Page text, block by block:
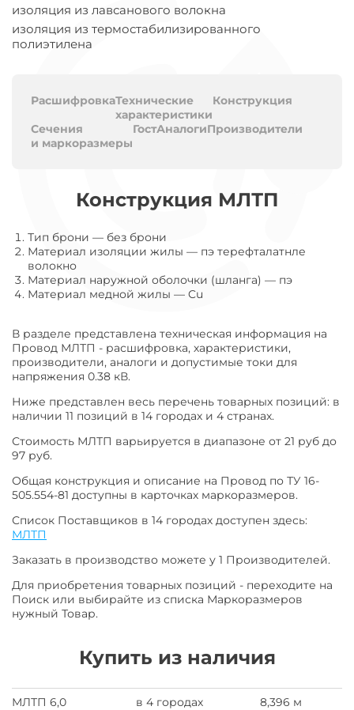
изоляция из лавсанового волокна
изоляция из термостабилизированного
полиэтилена
РасшифровкаТехнические
характеристики
Конструкция
Сечения
и маркоразмеры
ГостАналогиПроизводители
Конструкция МЛТП
Тип брони — без брони
Материал изоляции жилы — пэ терефталатнле
волокно
Материал наружной оболочки (шланга) — пэ
Материал медной жилы — Cu
В разделе представлена техническая информация на
Провод МЛТП - расшифровка, характеристики,
производители, аналоги и допустимые токи для
напряжения 0.38 кВ.
Ниже представлен весь перечень товарных позиций: в
наличии 11 позиций в 14 городах и 4 странах.
Стоимость МЛТП варьируется в диапазоне от 21 руб до
97 руб.
Общая конструкция и описание на Провод по ТУ 16-
505.554-81 доступны в карточках маркоразмеров.
Список Поставщиков в 14 городах доступен здесь:
МЛТП
Заказать в производство можете у 1 Производителей.
Для приобретения товарных позиций - переходите на
Поиск или выбирайте из списка Маркоразмеров
нужный Товар.
Купить из наличия
МЛТП 6,0 в 4 городах
8,396 м